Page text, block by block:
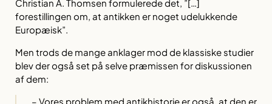
Christian A. Thomsen formulerede det, ”[…]
forestillingen om, at antikken er noget udelukkende
Europæisk”.
Men trods de mange anklager mod de klassiske studier
blev der også set på selve præmissen for diskussionen
af dem:
– Vores problem med antikhistorie er også, at den er